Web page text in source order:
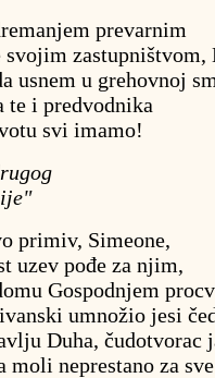
prevarnim
svojim
usnem u grehovnoj
te i predvodnika
svi imamo!
primiv, Simeone,
uzev pođe za njim,
Gospodnjem
umnožio jesi
Duha, čudotvorac
moli neprestano za